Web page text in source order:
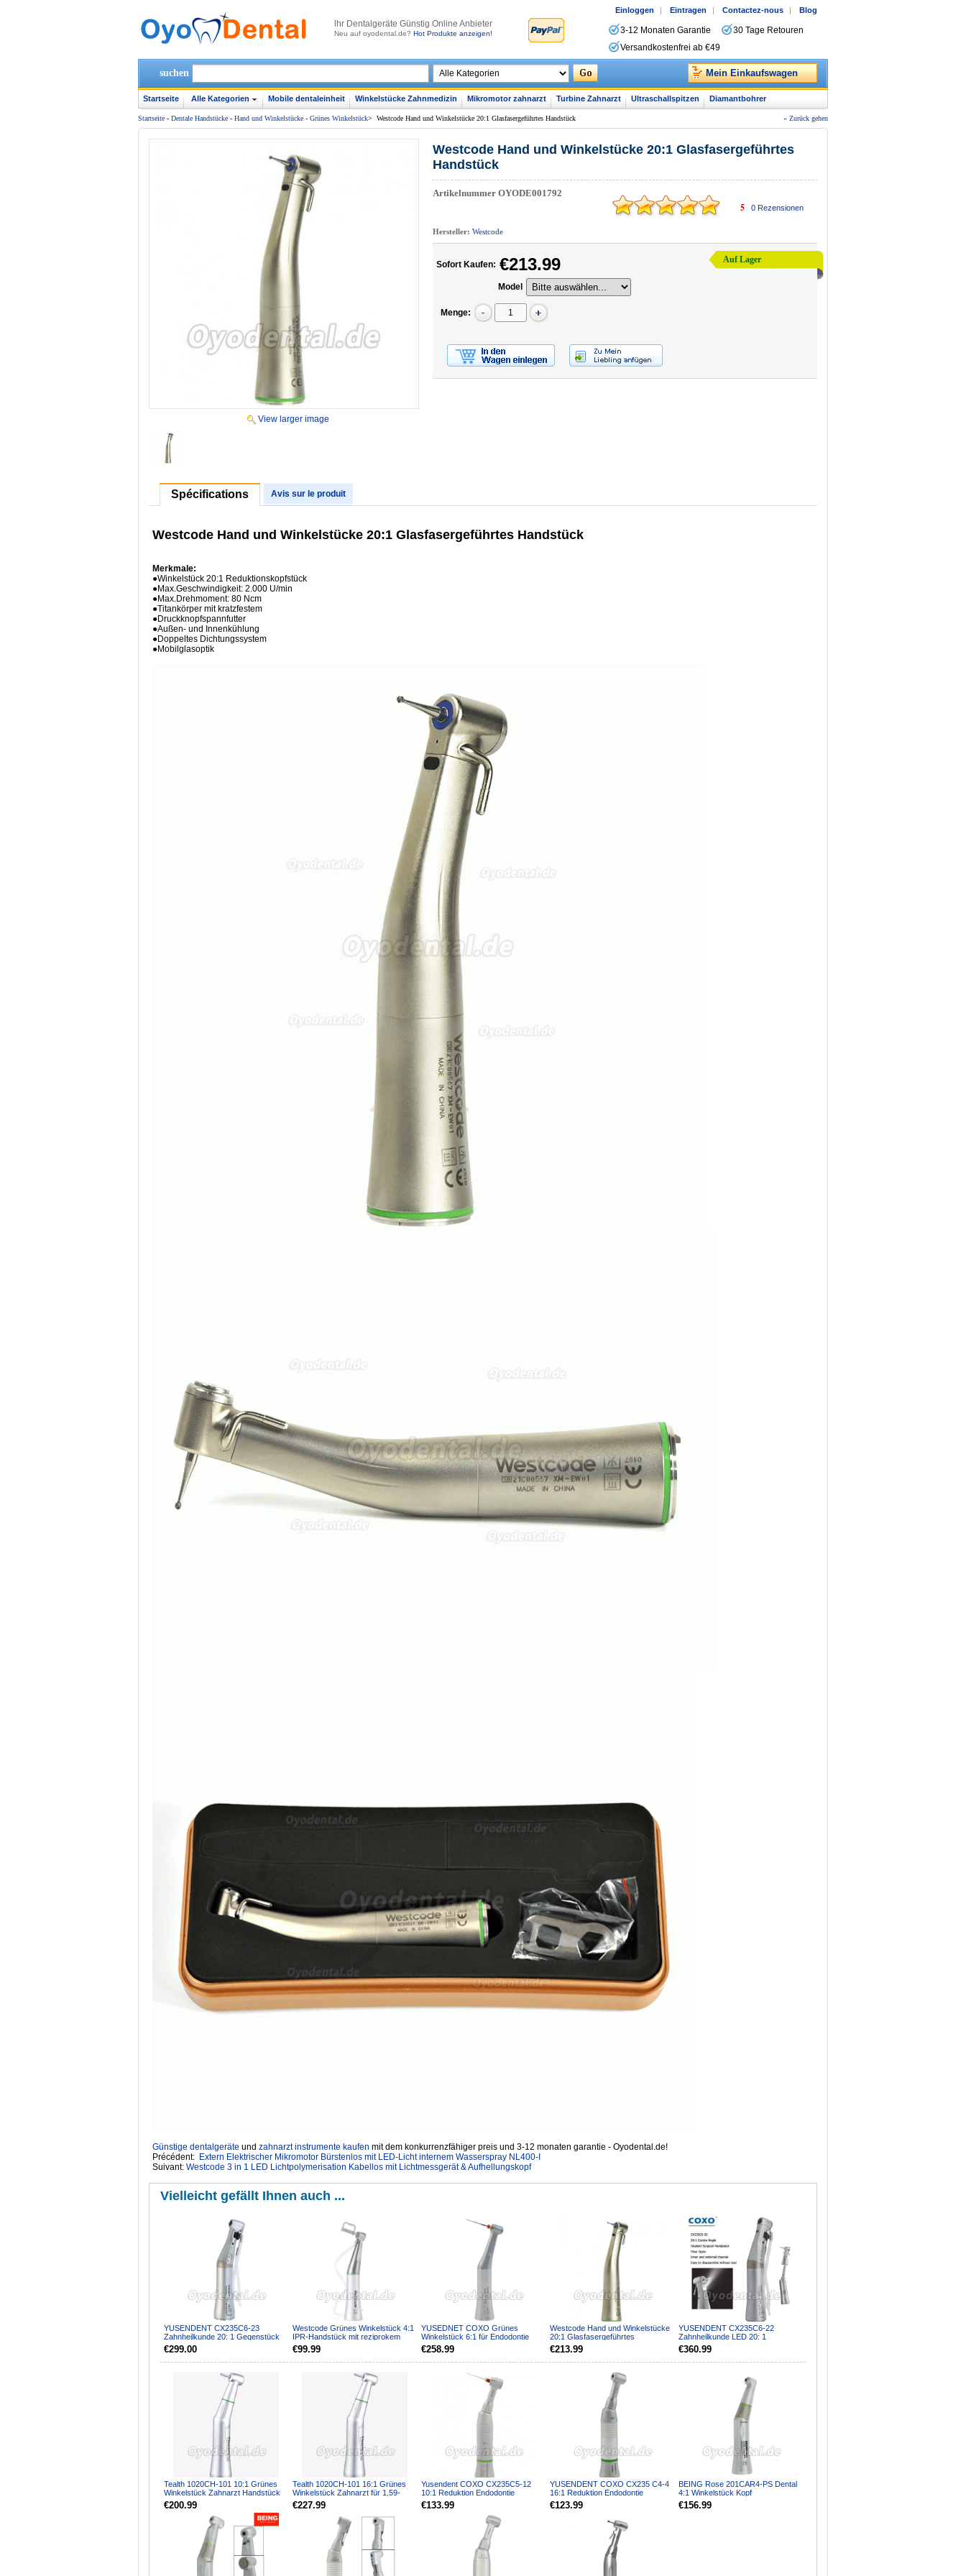
lhr Dentalgeräte Günstig Online Anbieter
Neu auf oyodental.de? Hot Produkte anzeigen!
Einloggen | Eintragen | Contactez-nous | Blog
3-12 Monaten Garantie
30 Tage Retouren
Versandkostenfrei ab €49
suchen Mein Einkaufswagen
Startseite Alle Kategorien Mobile dentaleinheit Winkelstücke Zahnmedizin Mikromotor zahnarzt Turbine Zahnarzt Ultraschallspitzen Diamantbohrer
Startseite - Dentale Handstücke - Hand und Winkelstücke - Grünes Winkelstück> Westcode Hand und Winkelstücke 20:1 Glasfasergeführtes Handstück « Zurück gehen
View larger image
Westcode Hand und Winkelstücke 20:1 Glasfasergeführtes
Handstück
Artikelnummer OYODE001792
5 0Rezensionen
Hersteller: Westcode
Auf Lager
Sofort Kaufen: €213.99
Model
Menge:
Spécifications Avis sur le produit
Westcode Hand und Winkelstücke 20:1 Glasfasergeführtes Handstück
Merkmale:
●Winkelstück 20:1 Reduktionskopfstück
●Max.Geschwindigkeit: 2.000 U/min
●Max.Drehmoment: 80 Ncm
●Titankörper mit kratzfestem
●Druckknopfspannfutter
●Außen- und Innenkühlung
●Doppeltes Dichtungssystem
●Mobilglasoptik
Günstige dentalgeräte ‎ und zahnarzt instrumente kaufen mit dem konkurrenzfähiger preis und 3-12 monaten garantie - Oyodental.de!
Précédent: Extern Elektrischer Mikromotor Bürstenlos mit LED-Licht internem Wasserspray NL400-I
Suivant: Westcode 3 in 1 LED Lichtpolymerisation Kabellos mit Lichtmessgerät & Aufhellungskopf
Vielleicht gefällt Ihnen auch ...
YUSENDENT CX235C6-23
Zahnheilkunde 20: 1 Gegenstück
Handstück für Implantatchiru...
€299.00
Westcode Grünes Winkelstück 4:1
IPR-Handstück mit reziprokem
interproximalem Rep...
€99.99
YUSEDNET COXO Grünes
Winkelstück 6:1 für Endodontie
Kompatibel mit Dentsply Siro...
€258.99
Westcode Hand und Winkelstücke
20:1 Glasfasergeführtes
Handstück
€213.99
YUSENDENT CX235C6-22
Zahnheilkunde LED 20: 1
Gegenstück Handstück für
Implantatc...
€360.99
Tealth 1020CH-101 10:1 Grünes
Winkelstück Zahnarzt Handstück
€200.99
Tealth 1020CH-101 16:1 Grünes
Winkelstück Zahnarzt für 1,59-
1,60 mm Bohrer
€227.99
Yusendent COXO CX235C5-12
10:1 Reduktion Endodontie
Winkelstück 90°Handstück Han...
€133.99
YUSENDENT COXO CX235 C4-4
16:1 Reduktion Endodontie
Winkelstück Druckknopf Hands...
€123.99
BEING Rose 201CAR4-PS Dental
4:1 Winkelstück Kopf
einschrauben KaVo Intramatic k...
€156.99